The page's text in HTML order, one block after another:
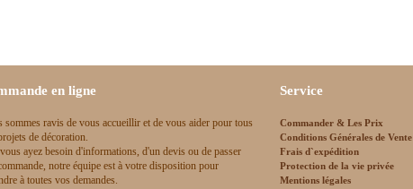
en ligne
sommes ravis de vous accueillir et de vous aider pour tous
de décoration.
ayez besoin d'informations, d'un devis ou de passer
notre équipe est à votre disposition pour
à toutes vos demandes.
Service
Commander & Les Prix
Conditions Générales de Vente
Frais d`expédition
Protection de la vie privée
Mentions légales